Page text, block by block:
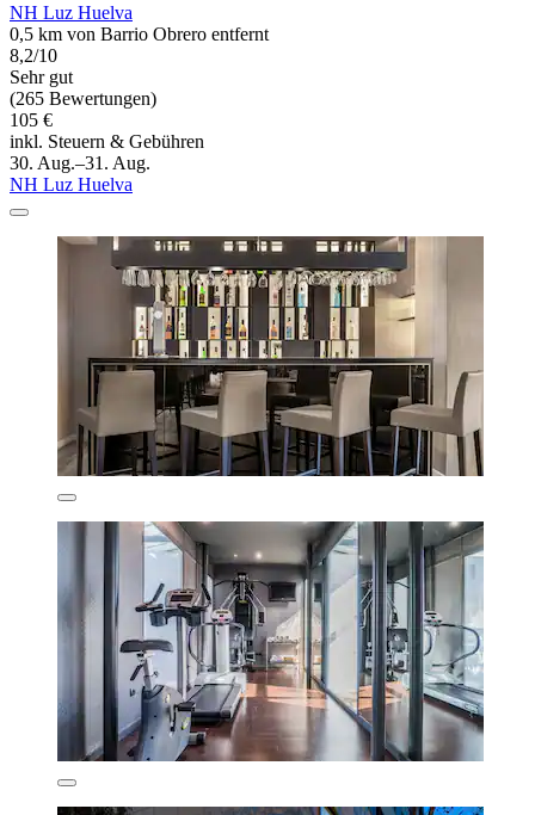
NH Luz Huelva
0,5 km von Barrio Obrero entfernt
8,2/10
Sehr gut
(265 Bewertungen)
105 €
inkl. Steuern & Gebühren
30. Aug.–31. Aug.
NH Luz Huelva